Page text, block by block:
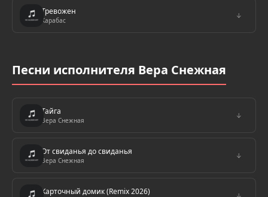
Тревожен
Карабас
↓
Песни исполнителя Вера Снежная
Тайга
Вера Снежная
↓
От свиданья до свиданья
Вера Снежная
↓
Карточный домик (Remix 2026)